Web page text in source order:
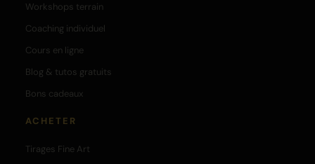
Workshops terrain
Coaching individuel
Cours en ligne
Blog & tutos gratuits
Bons cadeaux
ACHETER
Tirages Fine Art